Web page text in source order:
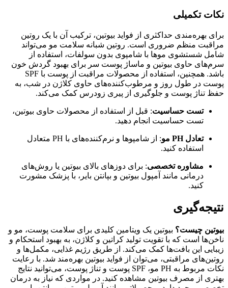
نکات تکمیلی
برای بهره‌مندی حداکثری از فواید بیوتین، ترکیب آن با یک روتین
مراقبت منظم ضروری است. روتین شبانه سلامت مو می‌تواند
شامل شستشوی موها با شامپوی بدون سولفات، استفاده از
سرم‌های حاوی بیوتین و ماساژ پوست سر برای بهبود گردش خون
باشد. همچنین، استفاده از محصولات مراقبت از پوست با SPF
پوست در طول روز و مرطوب‌کننده‌های حاوی کلاژن در شب، به
حفظ تناژ پوست و جلوگیری از پیری زودرس کمک می‌کند.
تست حساسیت: قبل از استفاده از محصولات حاوی بیوتین،
تست حساسیت انجام دهید.
تعادل PH مو
: از شامپوها و نرم‌کننده‌های با PH متعادل
استفاده کنید.
مشاوره تخصصی: برای دوزهای بالای بیوتین یا روش‌های
درمانی مانند آمپول بیوتین و بپانتن بایر، با پزشک مشورت
کنید.
نتیجه‌گیری
بیوتین چیست؟ بیوتین یک ویتامین کلیدی برای سلامت پوست، مو و
ناخن‌ها است که با تقویت تولید کراتین و کلاژن، به بهبود استحکام و
زیبایی این بافت‌ها کمک می‌کند. از طریق رژیم غذایی، مکمل‌ها و
روتین‌های مراقبتی، می‌توان از فواید بیوتین بهره‌مند شد. با رعایت
نکات مربوط به PH مو، SPF پوست و تناژ پوست، می‌توانید نتایج
بهتری از مصرف بیوتین مشاهده کنید. در مواردی که نیاز به درمان